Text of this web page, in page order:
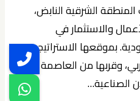
المنطقة الشرقية النابض،
والاستثمار في
بموقعها الاستراتيجي
وقربها من العاصمة
الصناعية…